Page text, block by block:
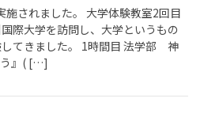
されました。 大学体験教室2回目
際大学を訪問し、大学というもの
てきました。 1時間目 法学部 神
う』( […]